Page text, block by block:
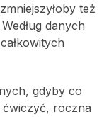
też
danych
gdyby co
ćwiczyć, roczna